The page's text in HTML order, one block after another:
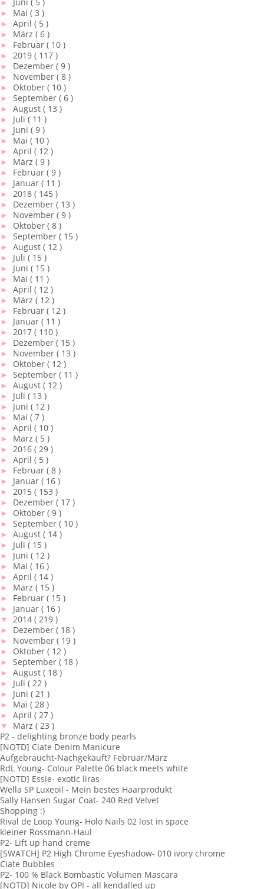
► Mai ( 3 )
► April ( 5 )
► März ( 6 )
► Februar ( 10 )
► 2019 ( 117 )
► Dezember ( 9 )
► November ( 8 )
► Oktober ( 10 )
► September ( 6 )
► August ( 13 )
► Juli ( 11 )
► Juni ( 9 )
► Mai ( 10 )
► April ( 12 )
► März ( 9 )
► Februar ( 9 )
► Januar ( 11 )
► 2018 ( 145 )
► Dezember ( 13 )
► November ( 9 )
► Oktober ( 8 )
► September ( 15 )
► August ( 12 )
► Juli ( 15 )
► Juni ( 15 )
► Mai ( 11 )
► April ( 12 )
► März ( 12 )
► Februar ( 12 )
► Januar ( 11 )
► 2017 ( 110 )
► Dezember ( 15 )
► November ( 13 )
► Oktober ( 12 )
► September ( 11 )
► August ( 12 )
► Juli ( 13 )
► Juni ( 12 )
► Mai ( 7 )
► April ( 10 )
► März ( 5 )
► 2016 ( 29 )
► April ( 5 )
► Februar ( 8 )
► Januar ( 16 )
► 2015 ( 153 )
► Dezember ( 17 )
► Oktober ( 9 )
► September ( 10 )
► August ( 14 )
► Juli ( 15 )
► Juni ( 12 )
► Mai ( 16 )
► April ( 14 )
► März ( 15 )
► Februar ( 15 )
► Januar ( 16 )
▼
2014 ( 219 )
► Dezember ( 18 )
► November ( 19 )
► Oktober ( 12 )
► September ( 18 )
► August ( 18 )
► Juli ( 22 )
► Juni ( 21 )
► Mai ( 28 )
► April ( 27 )
▼
März ( 23 )
P2 - delighting bronze body pearls
[NOTD] Ciate Denim Manicure
Aufgebraucht-Nachgekauft? Februar/März
RdL Young- Colour Palette 06 black meets white
[NOTD] Essie- exotic liras
Wella SP Luxeoil - Mein bestes Haarprodukt
Sally Hansen Sugar Coat- 240 Red Velvet
Shopping :)
Rival de Loop Young- Holo Nails 02 lost in space
kleiner Rossmann-Haul
P2- Lift up hand creme
[SWATCH] P2 High Chrome Eyeshadow- 010 ivory chrome
Ciate Bubbles
P2- 100 % Black Bombastic Volumen Mascara
[NOTD] Nicole by OPI - all kendalled up